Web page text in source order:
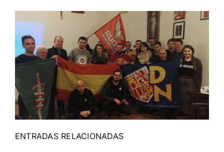
ENTRADAS RELACIONADAS